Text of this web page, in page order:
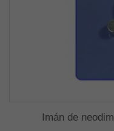
Imán de